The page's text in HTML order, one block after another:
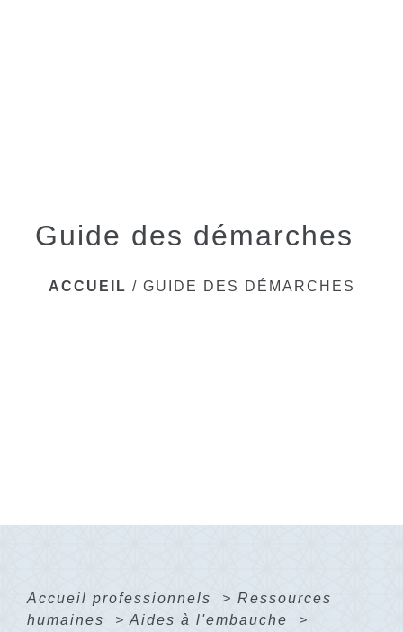
Guide des démarches
ACCUEIL / GUIDE DES DÉMARCHES
Accueil professionnels > Ressources
humaines
> Aides à l'embauche
>